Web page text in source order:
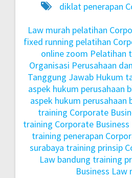
diklat penerapan
Law murah pelatihan
fixed running pelatihan
online zoom Pelatihan
Organisasi Perusahaan
Tanggung Jawab Hukum
aspek hukum perusahaan
aspek hukum perusahaan
training Corporate
training Corporate
training penerapan
surabaya training prinsip
Law bandung training
Business Law